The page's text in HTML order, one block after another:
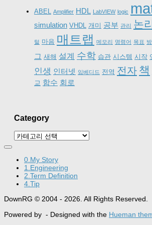
ABEL Amplifier HDL LabVIEW logic
simulation VHDL 개미 공부 관리 논
털 마음 매트랩 메모리 명령어 목표
그 새해 설계 수학 습관 시스템 시작
인생 인터넷 임베디드 전역 전자 책
교 함수 회로
Category
Category
0.My Story
1.Engineering
2.Term Definition
4.Tip
DownRG © 2004 - 2026. All Rights Reserved.
Powered by - Designed with the Hueman